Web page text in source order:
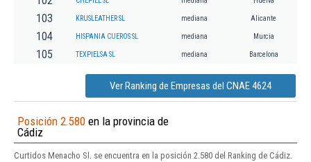
103 KRUSLEATHER SL mediana Alicante
104 HISPANIA CUEROS SL mediana Murcia
105 TEXPIELSA SL mediana Barcelona
Ver Ranking de Empresas del CNAE 4624
Posición 2.580 en la provincia de
Cádiz
Curtidos Menacho Sl. se encuentra en la posición 2.580 del Ranking de Cádiz.